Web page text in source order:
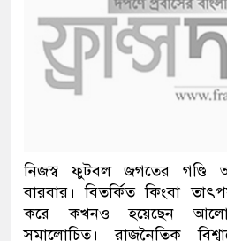
নিজস্ব ফুটবল জগতের গণ্ডি
বারবার। বিতর্কিত কিংবা
করে কখনও হয়েছেন
সমালোচিত। রাজনৈতিক